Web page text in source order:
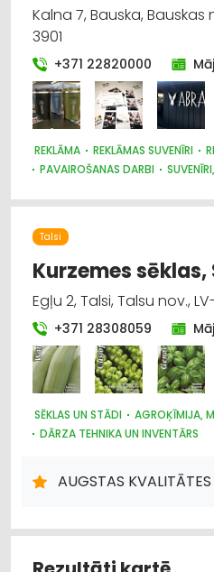
Kalna 7, Bauska, Bauskas
3901
+371 22820000
REKLĀMA REKLĀMAS SUVENĪRI
PAVAIROŠANAS DARBI
IEPAKOJUMS, IESAIŅOŠANA
PASĀKUMU ORGANIZĒŠANA,
APĢĒRBI: TIRDZNIECĪBA
Talsi
Kurzemes sēklas,
Egļu 2, Talsi, Talsu nov.,
+371 28308059
SĒKLAS UN STĀDI
AGROĶĪMIJA,
DĀRZA TEHNIKA UN INVENTĀRS
AUGSTAS KVALITĀTES